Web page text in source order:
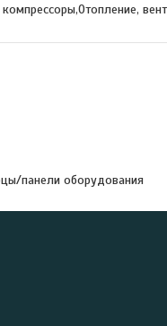
панели оборудования